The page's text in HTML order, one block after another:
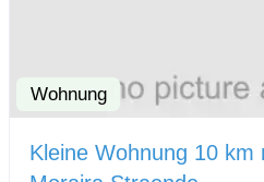
Wohnung
Kleine Wohnung 10 km